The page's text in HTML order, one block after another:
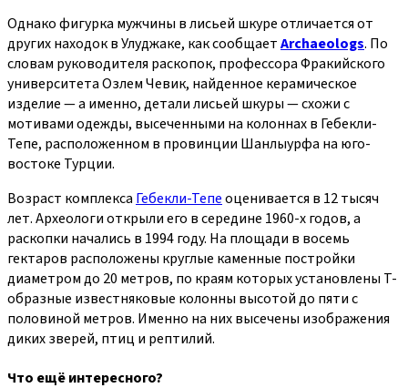
Однако фигурка мужчины в лисьей шкуре отличается от
других находок в Улуджаке, как сообщаетArchaeologs. По
словам руководителя раскопок, профессора Фракийского
университета Озлем Чевик, найденное керамическое
изделие — а именно, детали лисьей шкуры — схожи с
мотивами одежды, высеченными на колоннах в Гебекли-
Тепе, расположенном в провинции Шанлыурфа на юго-
востоке Турции.
Возраст комплекса Гебекли-Тепеоценивается в 12 тысяч
лет. Археологи открыли его в середине 1960-х годов, а
раскопки начались в 1994 году. На площади в восемь
гектаров расположены круглые каменные постройки
диаметром до 20 метров, по краям которых установлены Т-
образные известняковые колонны высотой до пяти с
половиной метров. Именно на них высечены изображения
диких зверей, птиц и рептилий.
Что ещё интересного?